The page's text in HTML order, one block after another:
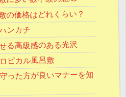
の価格はどれくらい？
ンカチ
る高級感のある光沢
ピカル風呂敷
った方が良いマナーを知